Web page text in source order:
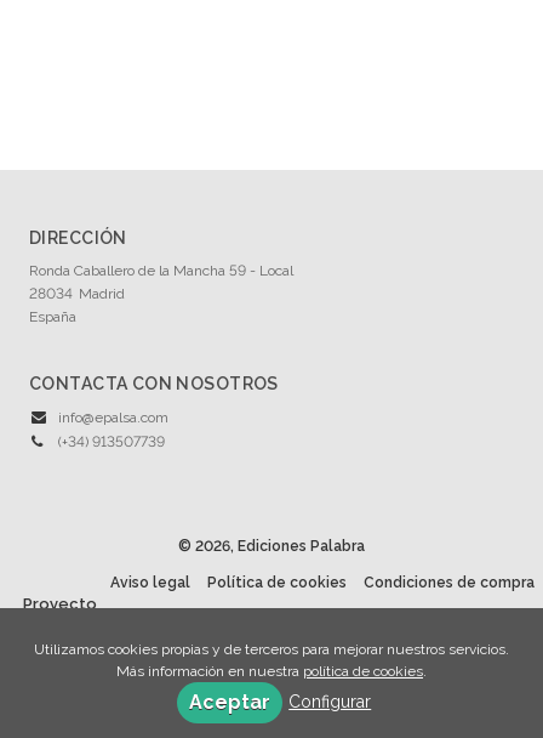
DIRECCIÓN
Ronda Caballero de la Mancha 59 - Local
28034 Madrid
España
CONTACTA CON NOSOTROS
info@epalsa.com
(+34) 913507739
© 2026, Ediciones Palabra
Aviso legal Política de cookies Condiciones de compra
Proyecto
Lectura, Ministerio de Cultura y Deporte.
Utilizamos cookies propias y de terceros para mejorar nuestros servicios.
Más información en nuestra política de cookies.
Aceptar Configurar